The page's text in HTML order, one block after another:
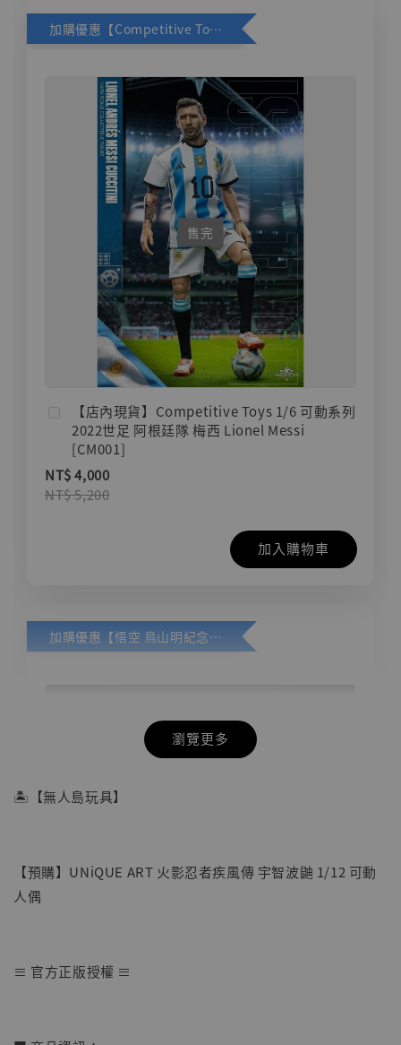
加購優惠【Competitive Toys 梅西 [CM001]】
售完
【店內現貨】Competitive Toys 1/6 可動系列
2022世足 阿根廷隊 梅西 Lionel Messi
[CM001]
NT$ 4,000
NT$ 5,200
加入購物車
加購優惠【悟空 鳥山明紀念款 [奇蹟工作室]】
明紀念款 [奇蹟工作室]
瀏覽更多
🏝【無人島玩具】
【預購】UNiQUE ART 火影忍者疾風傳 宇智波鼬 1/12 可動
人偶
≡ 官方正版授權 ≡